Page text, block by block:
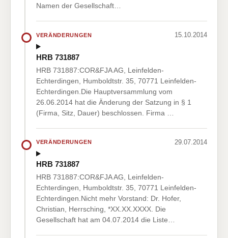
Namen der Gesellschaft…
VERÄNDERUNGEN 15.10.2014
HRB 731887
HRB 731887:COR&FJA AG, Leinfelden-
Echterdingen, Humboldtstr. 35, 70771 Leinfelden-
Echterdingen.Die Hauptversammlung vom
26.06.2014 hat die Änderung der Satzung in § 1
(Firma, Sitz, Dauer) beschlossen. Firma …
VERÄNDERUNGEN 29.07.2014
HRB 731887
HRB 731887:COR&FJA AG, Leinfelden-
Echterdingen, Humboldtstr. 35, 70771 Leinfelden-
Echterdingen.Nicht mehr Vorstand: Dr. Hofer,
Christian, Herrsching, *XX.XX.XXXX. Die
Gesellschaft hat am 04.07.2014 die Liste…